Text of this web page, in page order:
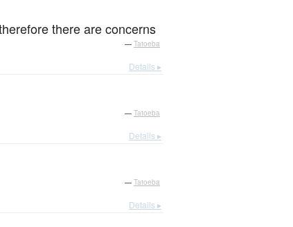
there are concerns
— Tatoeba
Details ▸
— Tatoeba
Details ▸
— Tatoeba
Details ▸